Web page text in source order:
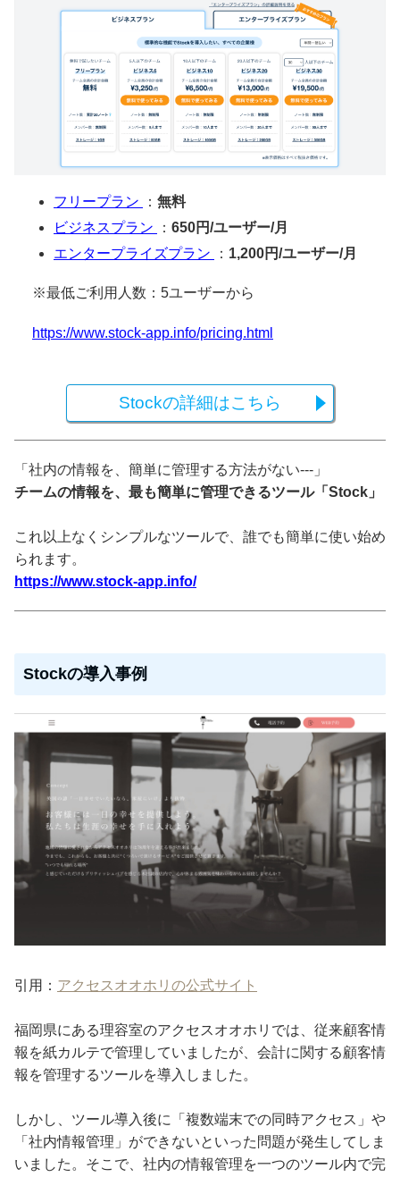
フリープラン ： 無料
ビジネスプラン
： 650円/ユーザー/月
エンタープライズプラン
： 1,200円/ユーザー/月
※最低ご利用人数：5ユーザーから
https://www.stock-app.info/pricing.html
Stockの詳細はこちら
「社内の情報を、簡単に管理する方法がない---」
チームの情報を、最も簡単に管理できるツール「Stock」
これ以上なくシンプルなツールで、誰でも簡単に使い始め
られます。
https://www.stock-app.info/
Stockの導入事例
引用： アクセスオオホリの公式サイト
福岡県にある理容室のアクセスオオホリでは、従来顧客情
報を紙カルテで管理していましたが、会計に関する顧客情
報を管理するツールを導入しました。
しかし、ツール導入後に「複数端末での同時アクセス」や
「社内情報管理」ができないといった問題が発生してしま
いました。そこで、社内の情報管理を一つのツール内で完